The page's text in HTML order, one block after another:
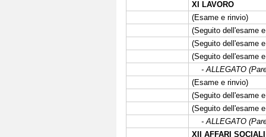
XI LAVORO
(Esame e rinvio)
(Seguito dell'esame
(Seguito dell'esame
(Seguito dell'esame
- ALLEGATO
(Esame e rinvio)
(Seguito dell'esame
(Seguito dell'esame
- ALLEGATO
XII AFFARI SOCIALI